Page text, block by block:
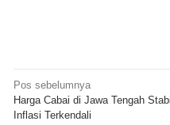
Navigasi
pos
Pos sebelumnya
Harga Cabai di Jawa Tengah
Inflasi Terkendali